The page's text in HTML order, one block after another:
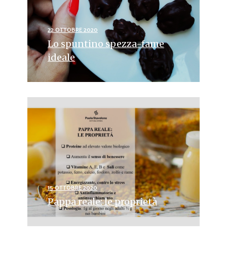
22 OTTOBRE 2020
Lo spuntino spezza-fame
ideale
15 OTTOBRE 2020
Pappa reale: le proprietà